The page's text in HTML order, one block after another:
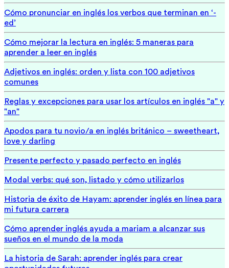
Cómo pronunciar en inglés los verbos que terminan en ‘-
ed’
Cómo mejorar la lectura en inglés: 5 maneras para
aprender a leer en inglés
Adjetivos en inglés: orden y lista con 100 adjetivos
comunes
Reglas y excepciones para usar los artículos en inglés "a" y
"an"
Apodos para tu novio/a en inglés británico – sweetheart,
love y darling
Presente perfecto y pasado perfecto en inglés
Modal verbs: qué son, listado y cómo utilizarlos
Historia de éxito de Hayam: aprender inglés en línea para
mi futura carrera
Cómo aprender inglés ayuda a mariam a alcanzar sus
sueños en el mundo de la moda
La historia de Sarah: aprender inglés para crear